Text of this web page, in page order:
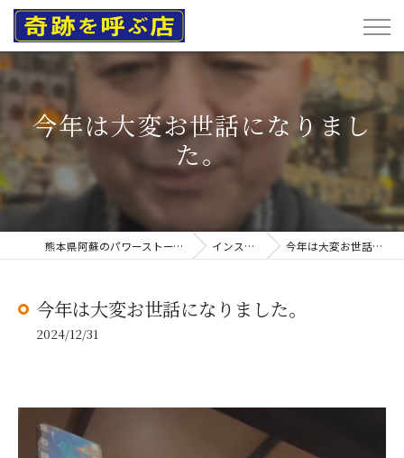
今年は大変お世話になりまし
た。
熊本県阿蘇のパワーストーンなら奇跡を呼ぶ店 インスタグラム 今年は大変お世話になりました。
今年は大変お世話になりました。
2024/12/31